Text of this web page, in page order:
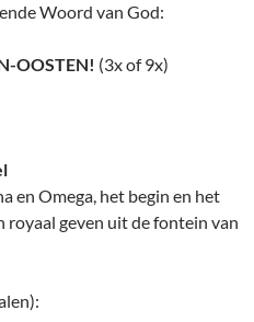
Woord van God:
OOSTEN! (3x of 9x)
en Omega, het begin en het
royaal geven uit de fontein van